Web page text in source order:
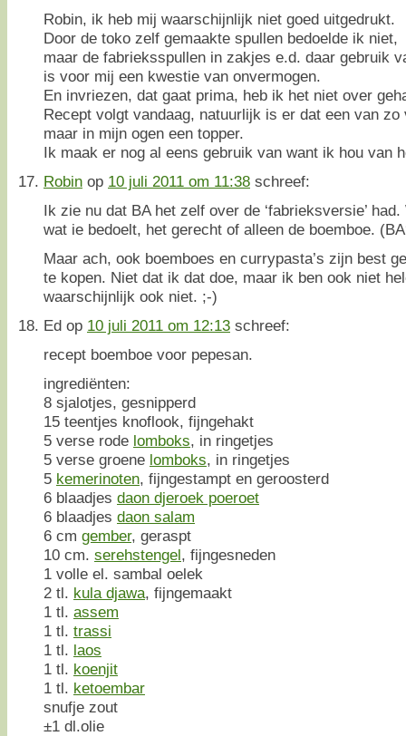
Robin, ik heb mij waarschijnlijk niet goed uitgedrukt.
Door de toko zelf gemaakte spullen bedoelde ik niet,
maar de fabrieksspullen in zakjes e.d. daar gebruik
is voor mij een kwestie van onvermogen.
En invriezen, dat gaat prima, heb ik het niet over
Recept volgt vandaag, natuurlijk is er dat een van zo
maar in mijn ogen een topper.
Ik maak er nog al eens gebruik van want ik hou van
Robin op 10 juli 2011 om 11:38 schreef:
Ik zie nu dat BA het zelf over de ‘fabrieksversie’
wat ie bedoelt, het gerecht of alleen de boemboe.
Maar ach, ook boemboes en currypasta’s zijn best
te kopen. Niet dat ik dat doe, maar ik ben ook niet
waarschijnlijk ook niet. ;-)
Ed op 10 juli 2011 om 12:13 schreef:
recept boemboe voor pepesan.
ingrediënten:
8 sjalotjes, gesnipperd
15 teentjes knoflook, fijngehakt
5 verse rode lomboks, in ringetjes
5 verse groene lomboks, in ringetjes
5 kemerinoten, fijngestampt en geroosterd
6 blaadjes daon djeroek poeroet
6 blaadjes daon salam
6 cm gember, geraspt
10 cm. serehstengel, fijngesneden
1 volle el. sambal oelek
2 tl. kula djawa, fijngemaakt
1 tl. assem
1 tl. trassi
1 tl. laos
1 tl. koenjit
1 tl. ketoembar
snufje zout
±1 dl.olie